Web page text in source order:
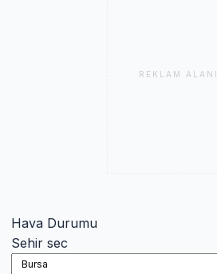
REKLAM ALANI
Hava Durumu
Sehir sec